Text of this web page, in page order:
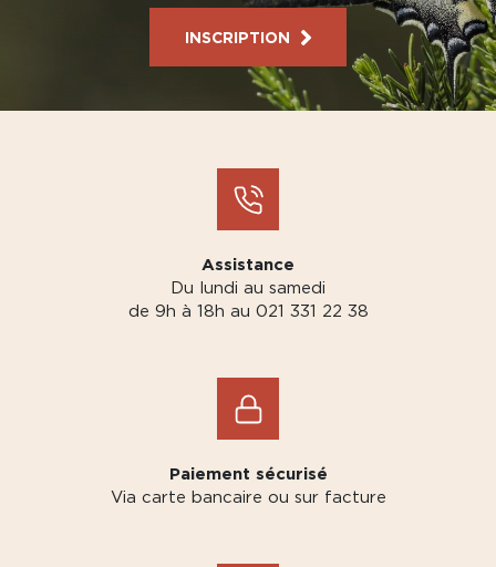
INSCRIPTION
Assistance
Du lundi au samedi
de 9h à 18h au 021 331 22 38
Paiement sécurisé
Via carte bancaire ou sur facture